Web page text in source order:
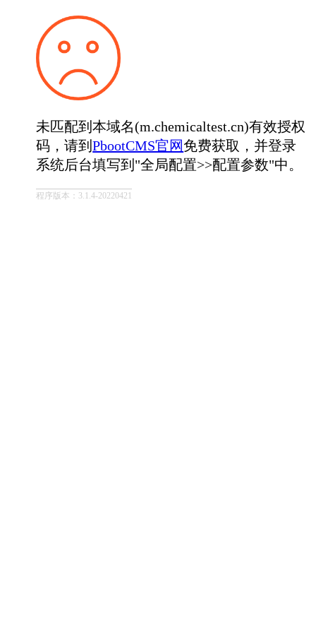
未匹配到本域名(m.chemicaltest.cn)有效授权
码，请到PbootCMS官网免费获取，并登录
系统后台填写到"全局配置>>配置参数"中。
程序版本：3.1.4-20220421